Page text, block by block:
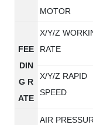
MOTOR
FEE
DIN
G R
ATE
X/Y/Z
RATE
X/Y/Z RAPID
SPEED
AIR